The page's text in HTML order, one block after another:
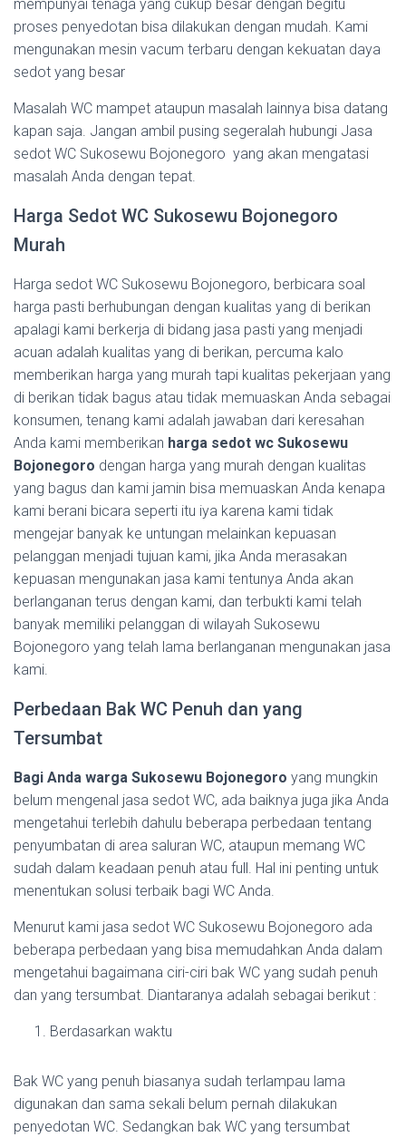
mempunyai tenaga yang cukup besar dengan begitu
proses penyedotan bisa dilakukan dengan mudah. Kami
mengunakan mesin vacum terbaru dengan kekuatan daya
sedot yang besar
Masalah WC mampet ataupun masalah lainnya bisa datang
kapan saja. Jangan ambil pusing segeralah hubungi Jasa
sedot WC Sukosewu Bojonegoro yang akan mengatasi
masalah Anda dengan tepat.
Harga Sedot WC Sukosewu Bojonegoro
Murah
Harga sedot WC Sukosewu Bojonegoro, berbicara soal
harga pasti berhubungan dengan kualitas yang di berikan
apalagi kami berkerja di bidang jasa pasti yang menjadi
acuan adalah kualitas yang di berikan, percuma kalo
memberikan harga yang murah tapi kualitas pekerjaan yang
di berikan tidak bagus atau tidak memuaskan Anda sebagai
konsumen, tenang kami adalah jawaban dari keresahan
Anda kami memberikan harga sedot wc Sukosewu
Bojonegoro dengan harga yang murah dengan kualitas
yang bagus dan kami jamin bisa memuaskan Anda kenapa
kami berani bicara seperti itu iya karena kami tidak
mengejar banyak ke untungan melainkan kepuasan
pelanggan menjadi tujuan kami, jika Anda merasakan
kepuasan mengunakan jasa kami tentunya Anda akan
berlanganan terus dengan kami, dan terbukti kami telah
banyak memiliki pelanggan di wilayah Sukosewu
Bojonegoro yang telah lama berlanganan mengunakan jasa
kami.
Perbedaan Bak WC Penuh dan yang
Tersumbat
Bagi Anda warga Sukosewu Bojonegoro yang mungkin
belum mengenal jasa sedot WC, ada baiknya juga jika Anda
mengetahui terlebih dahulu beberapa perbedaan tentang
penyumbatan di area saluran WC, ataupun memang WC
sudah dalam keadaan penuh atau full. Hal ini penting untuk
menentukan solusi terbaik bagi WC Anda.
Menurut kami jasa sedot WC Sukosewu Bojonegoro ada
beberapa perbedaan yang bisa memudahkan Anda dalam
mengetahui bagaimana ciri-ciri bak WC yang sudah penuh
dan yang tersumbat. Diantaranya adalah sebagai berikut :
Berdasarkan waktu
Bak WC yang penuh biasanya sudah terlampau lama
digunakan dan sama sekali belum pernah dilakukan
penyedotan WC. Sedangkan bak WC yang tersumbat